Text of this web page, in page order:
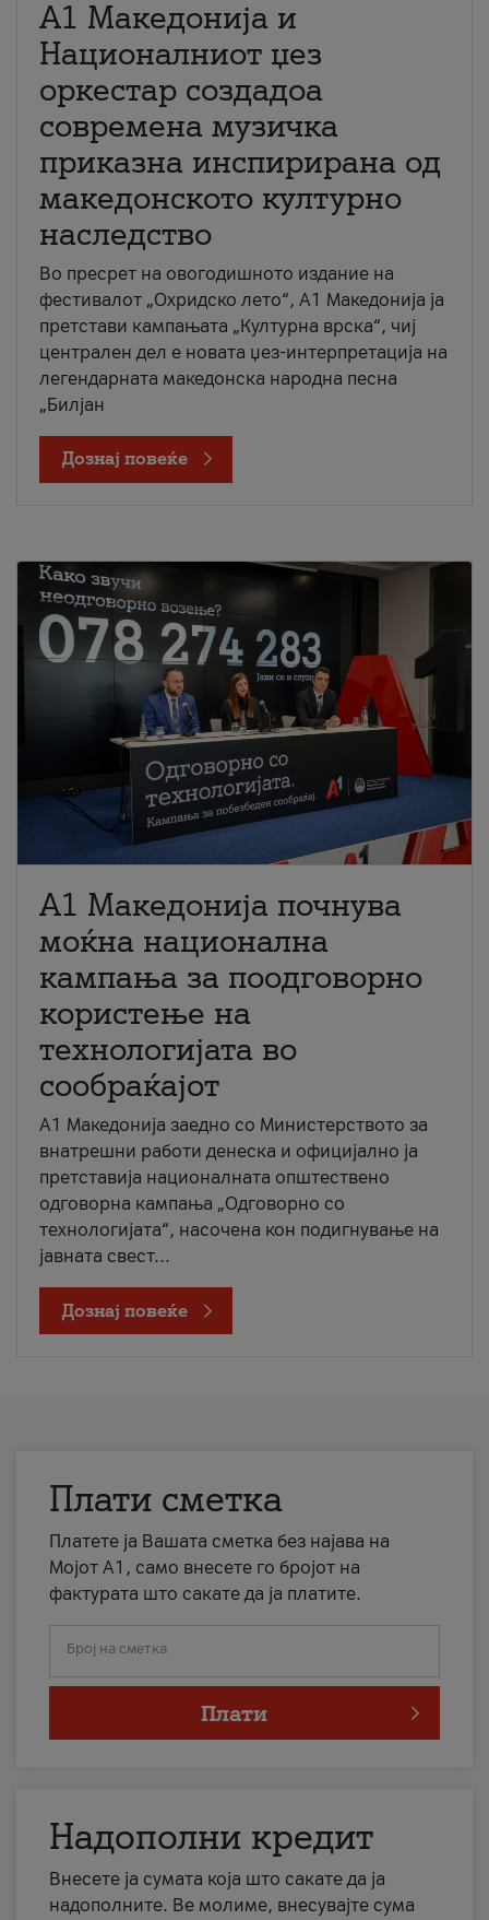
А1 Македонија и
Националниот џез
оркестар создадоа
современа музичка
приказна инспирирана од
македонското културно
наследство
Во пресрет на овогодишното издание на
фестивалот „Охридско лето“, А1 Македонија ја
претстави кампањата „Културна врска“, чиј
централен дел е новата џез-интерпретација на
легендарната македонска народна песна
„Билјан
Дознај повеќе
A1 Македонија почнува
моќна национална
кампања за поодговорно
користење на
технологијата во
сообраќајот
A1 Македонија заедно со Министерството за
внатрешни работи денеска и официјално ја
претставија националната општествено
одговорна кампања „Одговорно со
технологијата“, насочена кон подигнување на
јавната свест...
Дознај повеќе
Плати сметка
Платете ја Вашата сметка без најава на
Мојот А1, само внесете го бројот на
фактурата што сакате да ја платите.
Број на сметка
Плати
Надополни кредит
Внесете ја сумата која што сакате да ја
надополните. Ве молиме, внесувајте сума